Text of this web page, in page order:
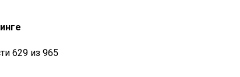
629 из 965